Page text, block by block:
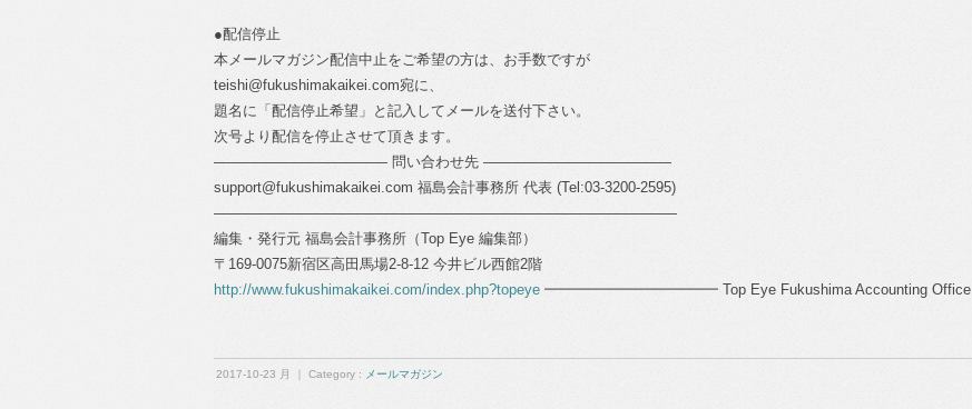
●配信停止
本メールマガジン配信中止をご希望の方は、お手数ですが
teishi@fukushimakaikei.com宛に、
題名に「配信停止希望」と記入してメールを送付下さい。
次号より配信を停止させて頂きます。
―――――――――――― 問い合わせ先 ―――――――――――――
support@fukushimakaikei.com 福島会計事務所 代表 (Tel:03-3200-2595)
――――――――――――――――――――――――――――――――
編集・発行元 福島会計事務所（Top Eye 編集部）
〒169-0075新宿区高田馬場2-8-12 今井ビル西館2階
http://www.fukushimakaikei.com/index.php?topeye ━━━━━━━━━━━━ Top Eye Fukushima Accounting Office
2017-10-23 月 ｜ Category : メールマガジン